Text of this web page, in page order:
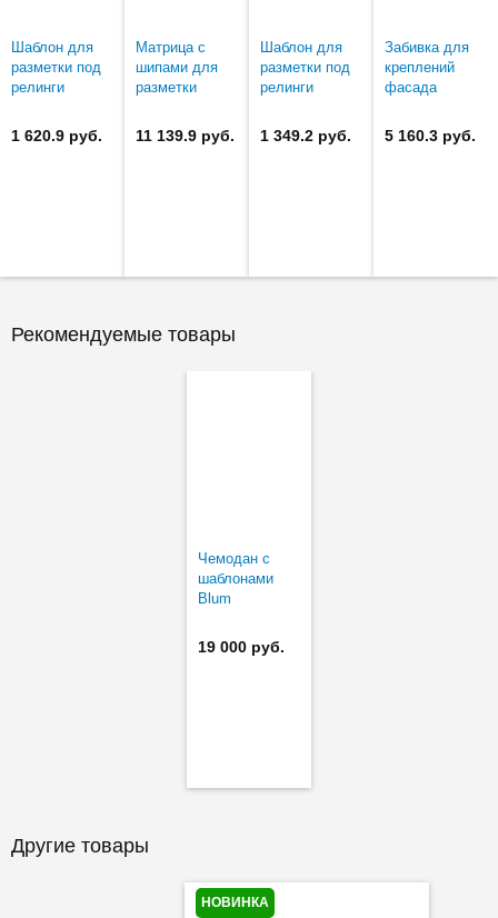
Шаблон для
разметки под
релинги
1 620.9 руб.
Матрица с
шипами для
разметки
METABOX N
11 139.9 руб.
Шаблон для
разметки под
релинги
1 349.2 руб.
Забивка для
креплений
фасада
ZSF.1800
(ZSF.1300/1600)
5 160.3 руб.
Рекомендуемые товары
Чемодан с
шаблонами
Blum
19 000 руб.
Другие товары
НОВИНКА